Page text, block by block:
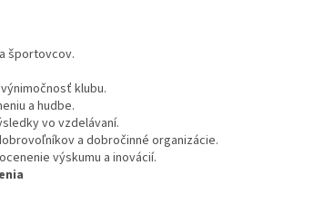
športovcov.
klubu.
a hudbe.
vo vzdelávaní.
a dobročinné organizácie.
výskumu a inovácií.